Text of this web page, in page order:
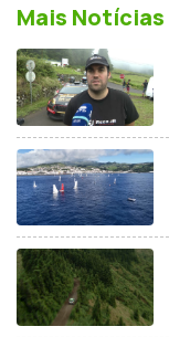
Mais Notícias